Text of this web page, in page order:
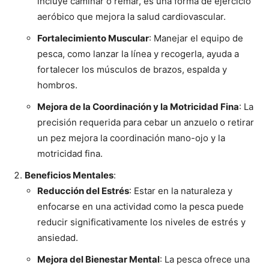
aeróbico que mejora la salud cardiovascular.
Fortalecimiento Muscular: Manejar el equipo de
pesca, como lanzar la línea y recogerla, ayuda a
fortalecer los músculos de brazos, espalda y
hombros.
Mejora de la Coordinación y la Motricidad Fina: La
precisión requerida para cebar un anzuelo o retirar
un pez mejora la coordinación mano-ojo y la
motricidad fina.
Beneficios Mentales:
Reducción del Estrés: Estar en la naturaleza y
enfocarse en una actividad como la pesca puede
reducir significativamente los niveles de estrés y
ansiedad.
Mejora del Bienestar Mental: La pesca ofrece una